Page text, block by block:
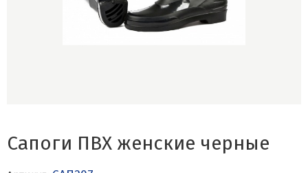
Сапоги ПВХ женские черные